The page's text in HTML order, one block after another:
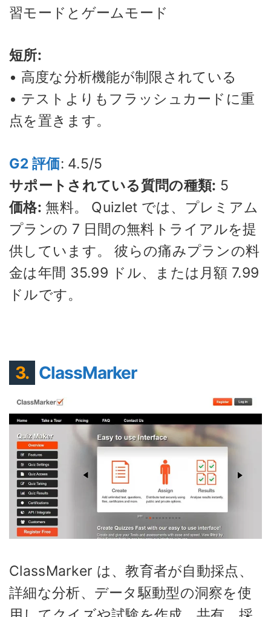
習モードとゲームモード
短所:
• 高度な分析機能が制限されている
• テストよりもフラッシュカードに重
点を置きます。
G2 評価: 4.5/5
サポートされている質問の種類: 5
価格: 無料。 Quizlet では、プレミアム
プランの 7 日間の無料トライアルを提
供しています。 彼らの痛みプランの料
金は年間 35.99 ドル、または月額 7.99
ドルです。
3. ClassMarker
ClassMarker は、教育者が自動採点、
詳細な分析、データ駆動型の洞察を使